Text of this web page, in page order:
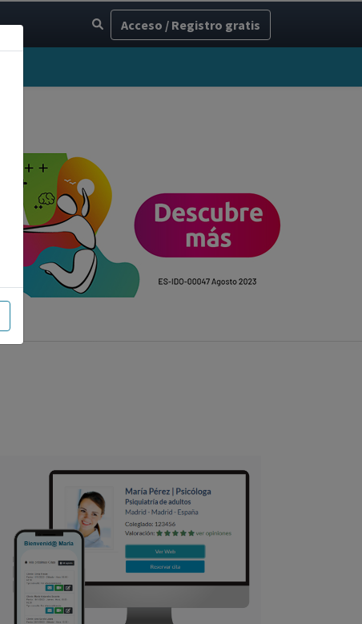
Acceso / Registro gratis